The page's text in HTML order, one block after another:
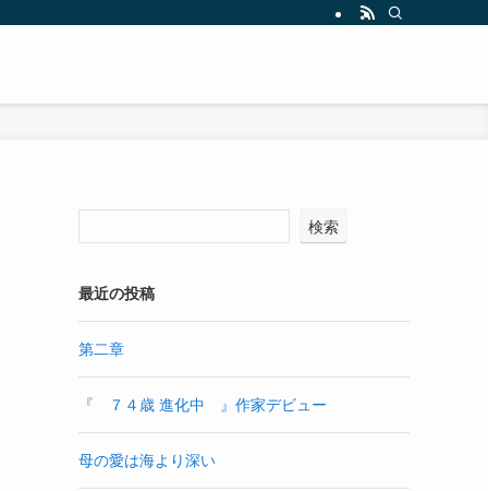
検索
最近の投稿
第二章
『 ７４歳 進化中 』作家デビュー
母の愛は海より深い